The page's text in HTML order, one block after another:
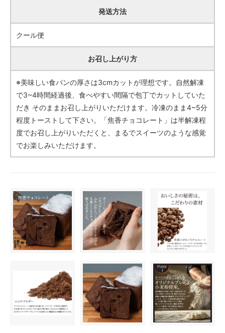
発送方法
クール便
お召し上がり方
※美味しい食パンの厚さは3cmカットが理想です。自然解凍
で3~4時間経過後、食べやすい間隔で包丁でカットしていた
だき そのままお召し上がりいただけます。冷凍のまま4~5分
程度トーストして下さい。「焦香チョコレート」は半解凍程
度でお召し上がりいただくと、まるでスイーツのような感覚
でお楽しみいただけます。